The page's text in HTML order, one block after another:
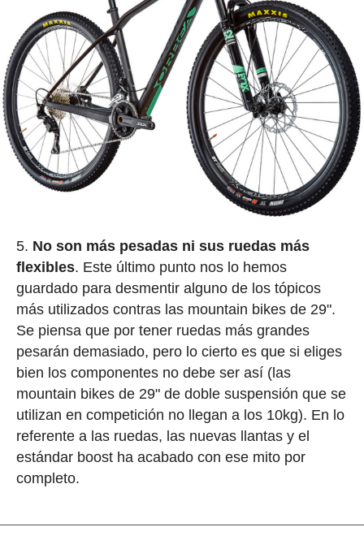
No son más pesadas ni sus ruedas más
flexibles. Este último punto nos lo hemos
guardado para desmentir alguno de los tópicos
más utilizados contras las mountain bikes de 29".
Se piensa que por tener ruedas más grandes
pesarán demasiado, pero lo cierto es que si eliges
bien los componentes no debe ser así (las
mountain bikes de 29" de doble suspensión que se
utilizan en competición no llegan a los 10kg). En lo
referente a las ruedas, las nuevas llantas y el
estándar boost ha acabado con ese mito por
completo.